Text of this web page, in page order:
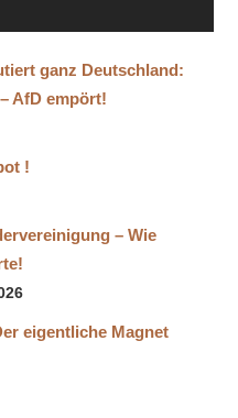
ganz Deutschland:
AfD empört!
!
– Wie
eigentliche Magnet